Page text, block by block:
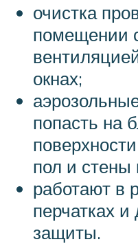
очистка
помещении
окнах;
попасть на
пол и стены
работают в
перчатках и
защиты.